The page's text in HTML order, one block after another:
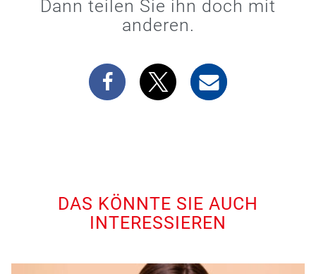
Dann teilen Sie ihn doch mit
anderen.
DAS KÖNNTE SIE AUCH
INTERESSIEREN